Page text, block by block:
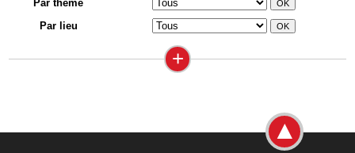
Par thème
Par lieu
+